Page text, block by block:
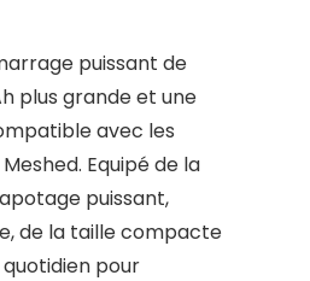
puissant de
plus grande et une
avec les
Equipé de la
puissant,
de la taille compacte
pour